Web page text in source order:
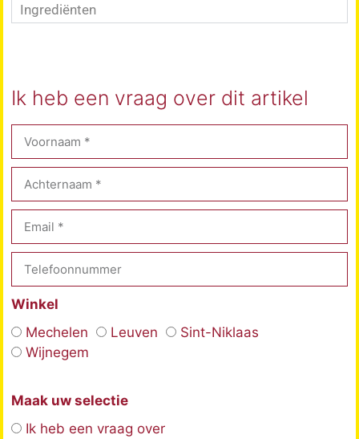
Ingrediënten
Ik heb een vraag over dit artikel
Winkel
Mechelen
Leuven
Sint-Niklaas
Wijnegem
Maak uw selectie
Ik heb een vraag over